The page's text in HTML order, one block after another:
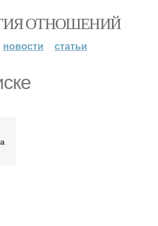
ОТНОШЕНИЙ
новости статьи